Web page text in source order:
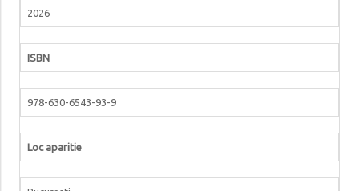
2026
ISBN
978-630-6543-93-9
Loc aparitie